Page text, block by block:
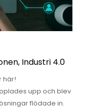
Industri 4.0
här!
upp och blev
flödade in.